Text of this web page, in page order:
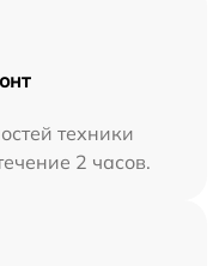
техники
2 часов.